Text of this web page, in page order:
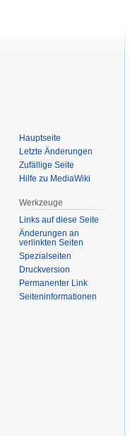
Hauptseite
Letzte Änderungen
Zufällige Seite
Hilfe zu MediaWiki
Werkzeuge
Links auf diese Seite
Änderungen an
verlinkten Seiten
Spezialseiten
Druckversion
Permanenter Link
Seiten­informationen